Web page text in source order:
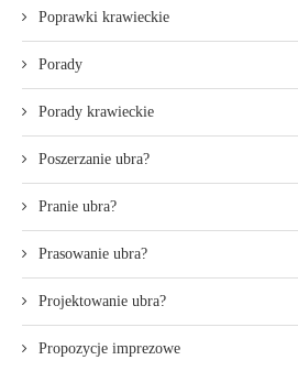
Poprawki krawieckie
Porady
Porady krawieckie
Poszerzanie ubra?
Pranie ubra?
Prasowanie ubra?
Projektowanie ubra?
Propozycje imprezowe